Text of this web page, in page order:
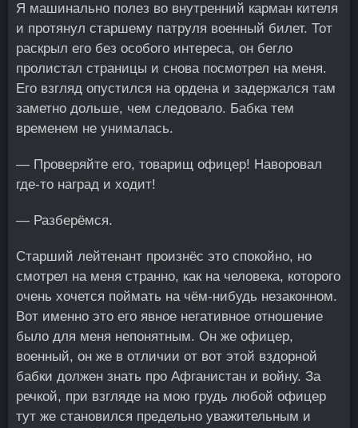
Я машинально полез во внутренний карман кителя
и протянул старшему патруля военный билет. Тот
раскрыл его без особого интереса, он бегло
пролистал страницы и снова посмотрел на меня.
Его взгляд опустился на ордена и задержался там
заметно дольше, чем следовало. Бабка тем
временем не унималась.
— Проверяйте его, товарищ офицер! Наворовал
где-то наград и ходит!
— Разберёмся.
Старший лейтенант произнёс это спокойно, но
смотрел на меня странно, как на человека, которого
очень хочется поймать на чём-нибудь незаконном.
Вот именно это его явное негативное отношение
было для меня непонятным. Он же офицер,
военный, он же в отличии от вот этой вздорной
бабки должен знать про Афганистан и войну. За
речкой, при взгляде на мою грудь любой офицер
тут же становился предельно уважительным и